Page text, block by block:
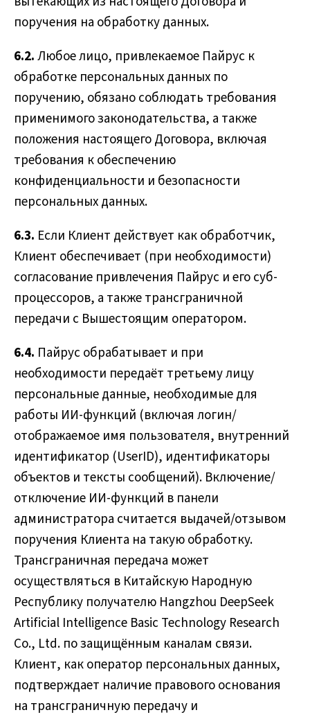
поручения на обработку данных.
6.2.Любое лицо, привлекаемое Пайрус к
обработке персональных данных по
поручению, обязано соблюдать требования
применимого законодательства, а также
положения настоящего Договора, включая
требования к обеспечению
конфиденциальности и безопасности
персональных данных.
6.3. Если Клиент действует как обработчик,
Клиент обеспечивает (при необходимости)
согласование привлечения Пайрус и его суб-
процессоров, а также трансграничной
передачи с Вышестоящим оператором.
6.4. Пайрус обрабатывает и при
необходимости передаёт третьему лицу
персональные данные, необходимые для
работы ИИ-функций (включая логин/
отображаемое имя пользователя, внутренний
идентификатор (UserID), идентификаторы
объектов и тексты сообщений). Включение/
отключение ИИ-функций в панели
администратора считается выдачей/отзывом
поручения Клиента на такую обработку.
Трансграничная передача может
осуществляться в Китайскую Народную
Республику получателю Hangzhou DeepSeek
Artificial Intelligence Basic Technology Research
Co., Ltd. по защищённым каналам связи.
Клиент, как оператор персональных данных,
подтверждает наличие правового основания
на трансграничную передачу и